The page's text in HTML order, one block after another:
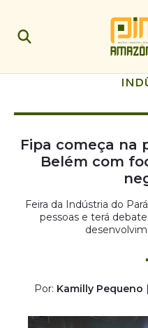
Fipa começa na
Belém com
Feira da Indústria do
pessoas e terá
Por: Kamilly Pequeno